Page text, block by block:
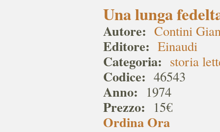
Una lunga
Autore: Contini
Editore: Einaudi
Categoria: storia
Codice: 46543
Anno: 1974
Prezzo: 15€
Ordina Ora